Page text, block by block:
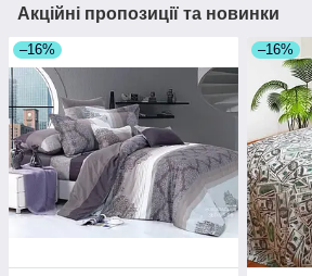
Акційні пропозиції та новинки
–16% –16%